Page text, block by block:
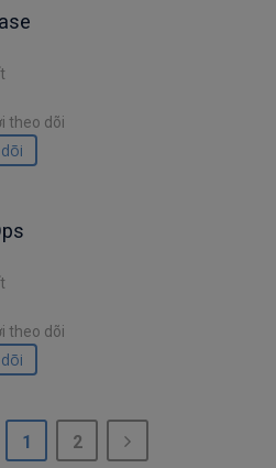
theo dõi
theo dõi
1 2